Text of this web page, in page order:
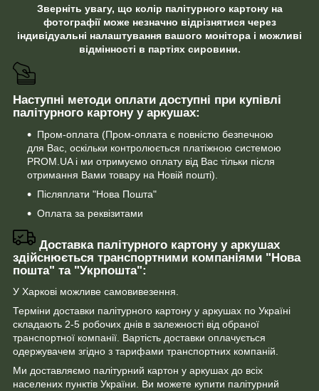
Зверніть увагу, що колір палітурного картону на
фотографії може незначно відрізнятися через
індивідуальні налаштування вашого монітора і можливі
відмінності в партіях сировини.
Наступні методи оплати доступні при купівлі
палітурного картону у аркушах:
Пром-оплата (Пром-оплата є повністю безпечною
для Вас, оскільки контролюється платіжною системою
PROM.UA і ми отримуємо оплату від Вас тільки після
отримання Вами товару на Новій пошті).
Післяплати "Нова Пошта"
Оплата за реквізитами
Доставка палітурного картону у аркушах
здійснюється транспортними компаніями "Нова
пошта" та "Укрпошта":
У Харкові можливе самовивезення.
Терміни доставки палітурного картону у аркушах по Україні
складають 2-5 робочих днів в залежності від обраної
транспортної компанії. Вартість доставки оплачується
одержувачем згідно з тарифами транспортних компаній.
Ми доставляємо палітурний картон у аркушах до всіх
населених пунктів України. Ви можете купити палітурний